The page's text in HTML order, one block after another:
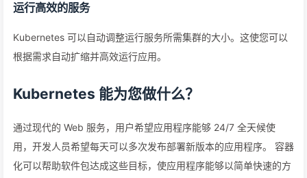
运行高效的服务
Kubernetes 可以自动调整运行服务所需集群的大小。这使您可以
根据需求自动扩缩并高效运行应用。
Kubernetes 能为您做什么？
通过现代的 Web 服务，用户希望应用程序能够 24/7 全天候使
用，开发人员希望每天可以多次发布部署新版本的应用程序。 容器
化可以帮助软件包达成这些目标，使应用程序能够以简单快速的方